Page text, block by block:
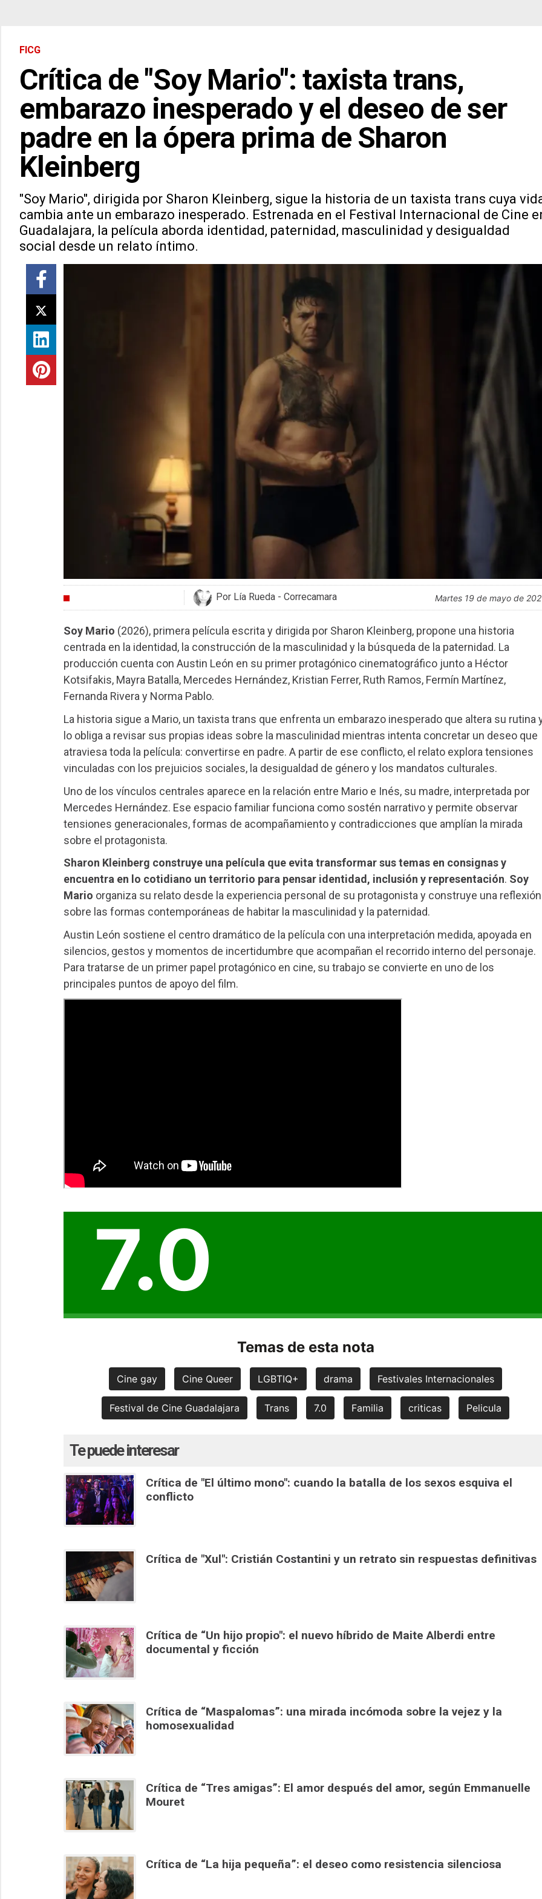
FICG
Crítica de "Soy Mario": taxista trans,
embarazo inesperado y el deseo de ser
padre en la ópera prima de Sharon
Kleinberg
"Soy Mario", dirigida por Sharon Kleinberg, sigue la historia de un taxista trans cuya
cambia ante un embarazo inesperado. Estrenada en el Festival Internacional de Cine
Guadalajara, la película aborda identidad, paternidad, masculinidad y desigualdad
social desde un relato íntimo.
Por Lía Rueda - Correcamara martes 19 de mayo de
Soy Mario (2026), primera película escrita y dirigida por Sharon Kleinberg, propone una historia
centrada en la identidad, la construcción de la masculinidad y la búsqueda de la paternidad. La
producción cuenta con Austin León en su primer protagónico cinematográfico junto a Héctor
Kotsifakis, Mayra Batalla, Mercedes Hernández, Kristian Ferrer, Ruth Ramos, Fermín Martínez,
Fernanda Rivera y Norma Pablo.
La historia sigue a Mario, un taxista trans que enfrenta un embarazo inesperado que altera su rutina
lo obliga a revisar sus propias ideas sobre la masculinidad mientras intenta concretar un deseo que
atraviesa toda la película: convertirse en padre. A partir de ese conflicto, el relato explora tensiones
vinculadas con los prejuicios sociales, la desigualdad de género y los mandatos culturales.
Uno de los vínculos centrales aparece en la relación entre Mario e Inés, su madre, interpretada por
Mercedes Hernández. Ese espacio familiar funciona como sostén narrativo y permite observar
tensiones generacionales, formas de acompañamiento y contradicciones que amplían la mirada
sobre el protagonista.
Sharon Kleinberg construye una película que evita transformar sus temas en consignas y
encuentra en lo cotidiano un territorio para pensar identidad, inclusión y representación. Soy
Mario organiza su relato desde la experiencia personal de su protagonista y construye una reflexión
sobre las formas contemporáneas de habitar la masculinidad y la paternidad.
Austin León sostiene el centro dramático de la película con una interpretación medida, apoyada en
silencios, gestos y momentos de incertidumbre que acompañan el recorrido interno del personaje.
Para tratarse de un primer papel protagónico en cine, su trabajo se convierte en uno de los
principales puntos de apoyo del film.
7.0
Temas de esta nota
Cine gay Cine Queer LGBTIQ+ drama Festivales Internacionales
Festival de Cine Guadalajara Trans 7.0 Familia criticas Pelicula
Te puede interesar
Crítica de "El último mono": cuando la batalla de los sexos esquiva el
conflicto
Crítica de "Xul": Cristián Costantini y un retrato sin respuestas definitivas
Crítica de “Un hijo propio": el nuevo híbrido de Maite Alberdi entre
documental y ficción
Crítica de “Maspalomas”: una mirada incómoda sobre la vejez y la
homosexualidad
Crítica de “Tres amigas”: El amor después del amor, según Emmanuelle
Mouret
Crítica de “La hija pequeña”: el deseo como resistencia silenciosa